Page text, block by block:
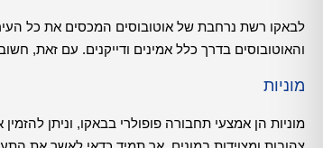
לבאקו רשת נרחבת של אוטובוסים המכסים את כל
והאוטובוסים בדרך כלל אמינים ודייקנים. עם זאת,
מוניות
מוניות הן אמצעי תחבורה פופולרי בבאקו, וניתן